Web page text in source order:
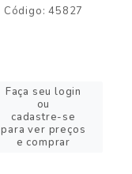
Código: 45827
Faça seu login
ou
cadastre-se
para ver preços
e comprar